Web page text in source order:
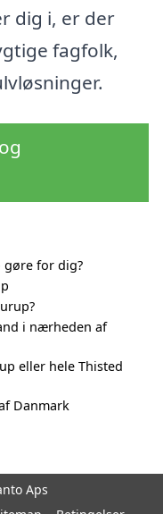
dig i, er der
fagfolk,
gøre for dig?
i nærheden af
eller hele Thisted
Danmark
Aps